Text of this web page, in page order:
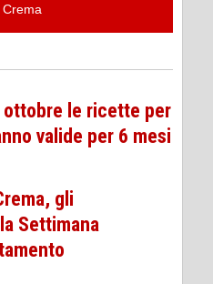
ottobre le ricette per
valide per 6 mesi
gli
Settimana